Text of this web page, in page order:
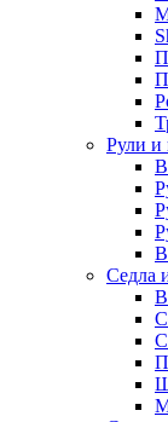
Рули и
Седла